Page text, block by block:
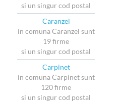
si un singur cod postal
Caranzel
in comuna Caranzel sunt
19 firme
si un singur cod postal
Carpinet
in comuna Carpinet sunt
120 firme
si un singur cod postal